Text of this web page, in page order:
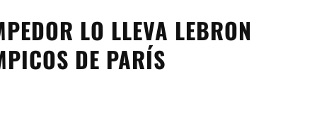
LO LLEVA LEBRON
DE PARÍS